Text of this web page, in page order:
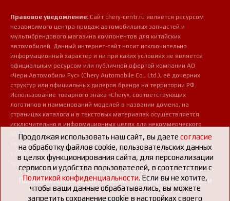
Правовое уведомление: Сайт chery-centr.ru является ресурсом
независимого центра продаж автомобильных запчастей и
мультибрендового магазина компонентов для китайских
автомобилей. Данный интернет-сайт носит исключительно
информационный характер и ни при каких условиях не является
официальным ресурсом или публичной офертой компании АО
«Чери Автомобили Рус» (Chery Automobile Co., Ltd.), её дочерних
структур или официальных дилеров бренда на территории РФ.
Использование товарного знака «Chery», соответствующих
логотипов и наименований моделей в названии домена, на
страницах каталога и в текстовых материалах осуществляется
исключительно в информационных целях для некоммерческого
обозначения профиля деятельности магазина, а также для
точной идентификации совместимости предлагаемых деталей,
узлов и сопутствующих аксессуаров с конкретными
транспортными средствами потребителей.
Пользовательское соглашение о конфиденциальности
Продолжая использовать наш сайт, вы даетесогласие
на обработку файлов cookie, пользовательских данных
в целях функционирования сайта, для персонализации
сервисов и удобства пользователей, в соответствии с
Политикой конфиденциальности. Если вы не хотите,
чтобы ваши данные обрабатывались, вы можете
запретить сохранение cookie в настройках своего